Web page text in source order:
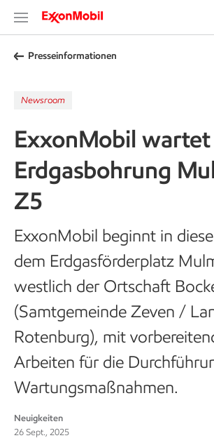
Presseinformationen
Newsroom
ExxonMobil wartet
Erdgasbohrung
Z5
ExxonMobil beginnt in
dem Erdgasförderplatz
westlich der Ortschaft
(Samtgemeinde Zeven /
Rotenburg), mit
Arbeiten für die
Wartungsmaßnahmen.
Neuigkeiten
26 Sept., 2025